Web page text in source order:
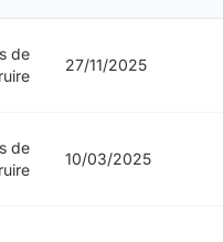
de
27/11/2025
de
10/03/2025